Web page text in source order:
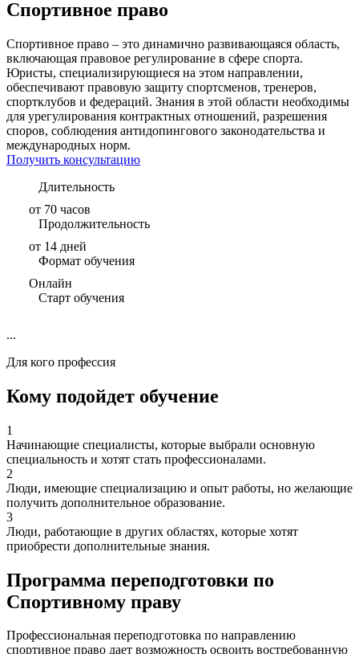
Спортивное право
Спортивное право – это динамично развивающаяся область,
включающая правовое регулирование в сфере спорта.
Юристы, специализирующиеся на этом направлении,
обеспечивают правовую защиту спортсменов, тренеров,
спортклубов и федераций. Знания в этой области необходимы
для урегулирования контрактных отношений, разрешения
споров, соблюдения антидопингового законодательства и
международных норм.
Получить консультацию
Длительность
от 70 часов
Продолжительность
от 14 дней
Формат обучения
Онлайн
Старт обучения
...
Для кого профессия
Кому подойдет обучение
1
Начинающие специалисты, которые выбрали основную
специальность и хотят стать профессионалами.
2
Люди, имеющие специализацию и опыт работы, но желающие
получить дополнительное образование.
3
Люди, работающие в других областях, которые хотят
приобрести дополнительные знания.
Программа переподготовки по
Спортивному праву
Профессиональная переподготовка по направлению
спортивное право дает возможность освоить востребованную